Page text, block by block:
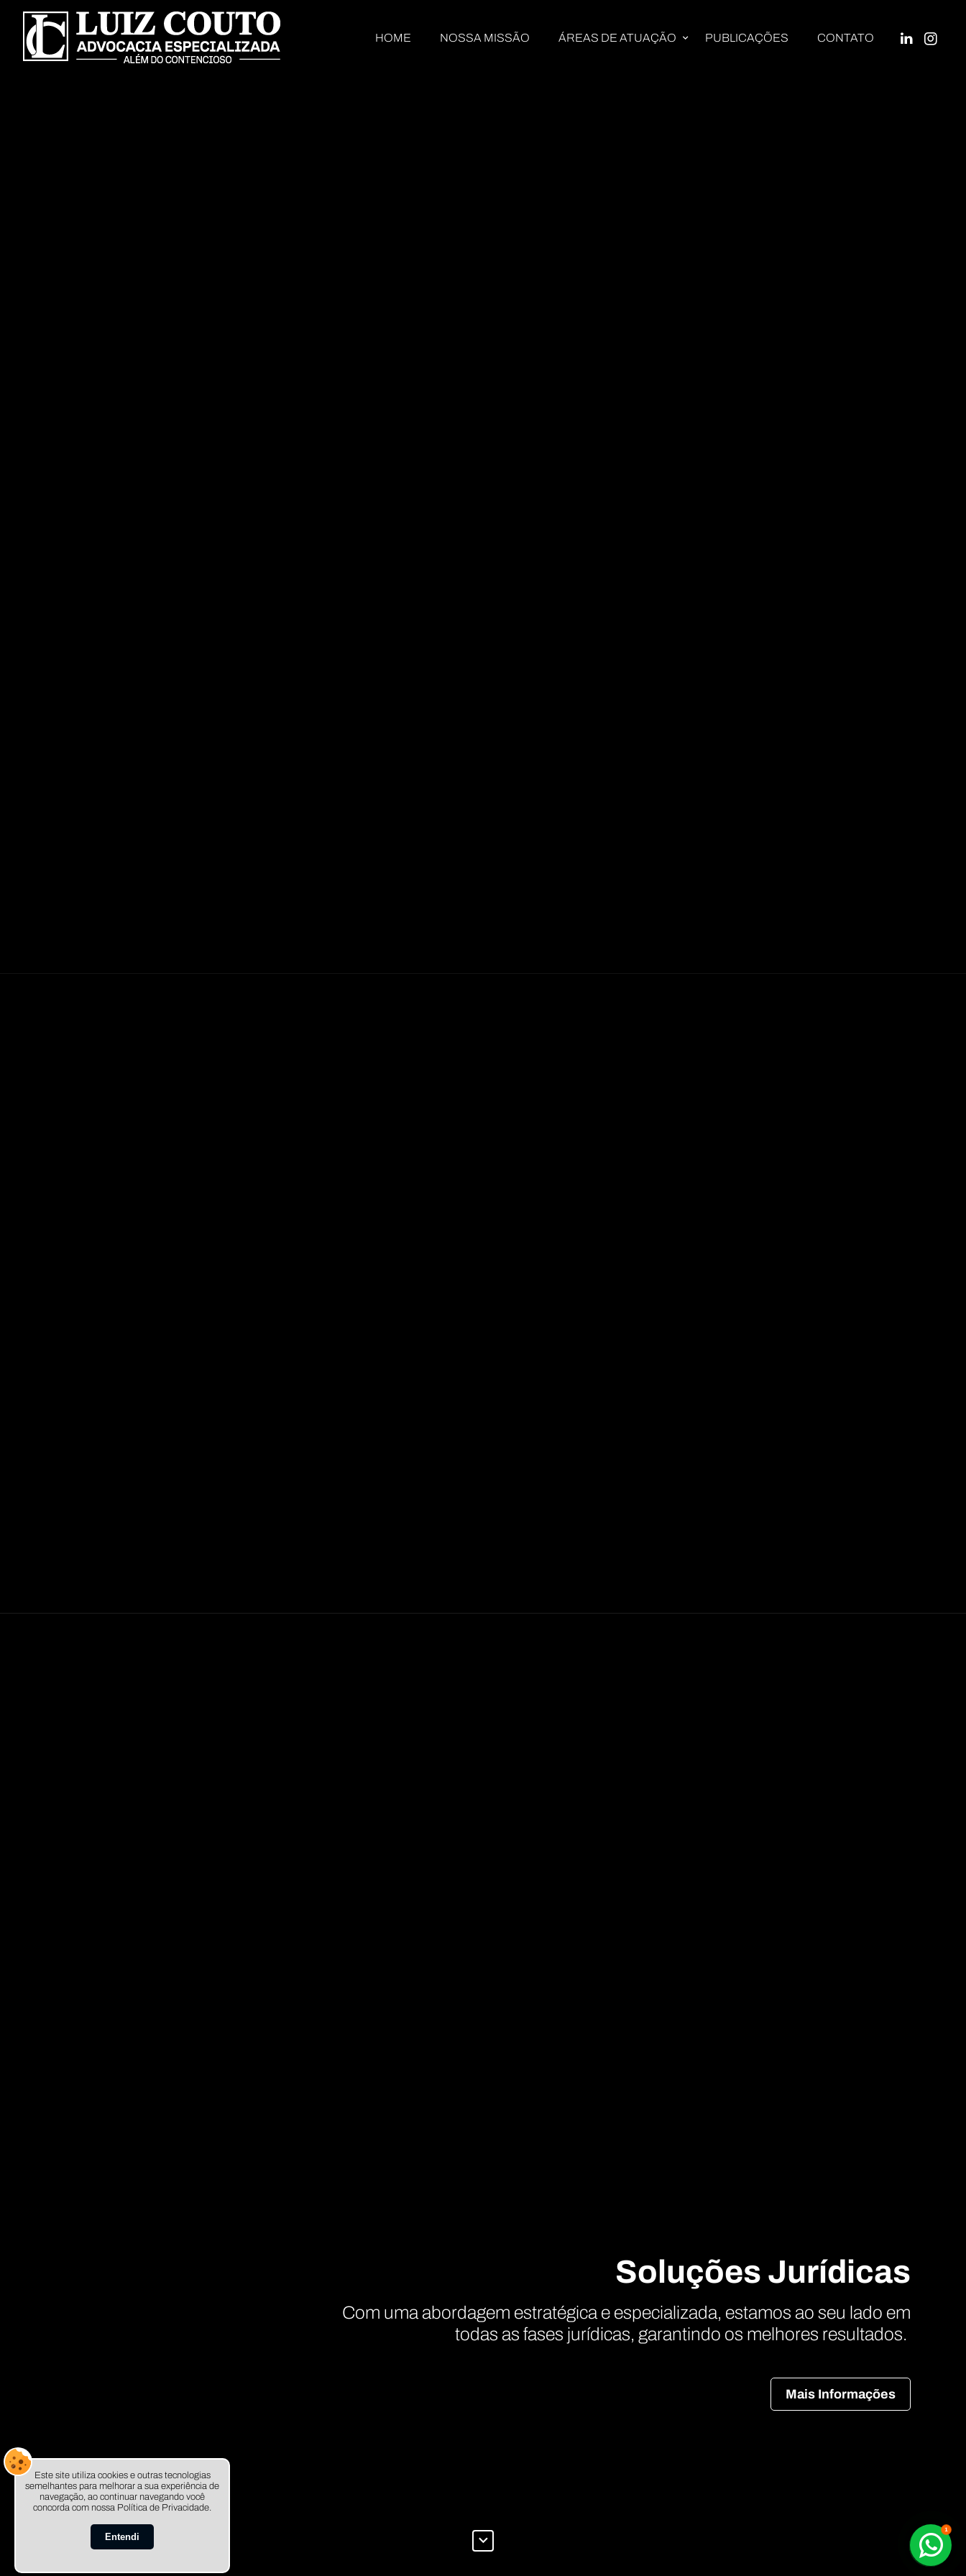
LC
Advocacia
Especializada
HOME NOSSA MISSÃO ÁREAS DE ATUAÇÃO PUBLICAÇÕES CONTATO
Soluções Jurídicas
Com uma abordagem estratégica e especializada, estamos ao seu lado em
todas as fases jurídicas, garantindo os melhores resultados.
Mais Informações
Este site utiliza cookies e outras tecnologias
semelhantes para melhorar a sua experiência de
navegação, ao continuar navegando você
concorda com nossa Política de Privacidade.
Entendi